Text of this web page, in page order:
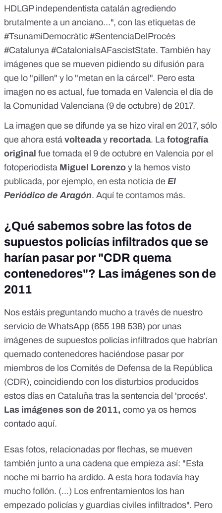
HDLGP independentista catalán agrediendo
brutalmente a un anciano…", con las etiquetas de
#TsunamiDemocràtic #SentenciaDelProcés
#Catalunya #CataloniaIsAFascistState. También hay
imágenes que se mueven pidiendo su difusión para
que lo "pillen" y lo "metan en la cárcel". Pero esta
imagen no es actual, fue tomada en Valencia el día de
la Comunidad Valenciana (9 de octubre) de 2017.
La imagen que se difunde ya se hizo viral en 2017, sólo
que ahora está volteaday recortada. La fotografía
original fue tomada el 9 de octubre en Valencia por el
fotoperiodista Miguel Lorenzo y la hemos visto
publicada, por ejemplo, en esta noticia de El
Periódico de Aragón. Aquí te contamos más.
¿Qué sabemos sobre las fotos de
supuestos policías infiltrados que se
harían pasar por "CDR quema
contenedores"? Las imágenes son de
2011
Nos estáis preguntando mucho a través de nuestro
servicio de WhatsApp (655 198 538) por unas
imágenes de supuestos policías infiltrados que habrían
quemado contenedores haciéndose pasar por
miembros de los Comités de Defensa de la República
(CDR), coincidiendo con los disturbios producidos
estos días en Cataluña tras la sentencia del 'procés'.
Las imágenes son de 2011, como ya os hemos
contado aquí.
Esas fotos, relacionadas por flechas, se mueven
también junto a una cadena que empieza así: "Esta
noche mi barrio ha ardido. A esta hora todavía hay
mucho follón. (...) Los enfrentamientos los han
empezado policías y guardias civiles infiltrados". Pero